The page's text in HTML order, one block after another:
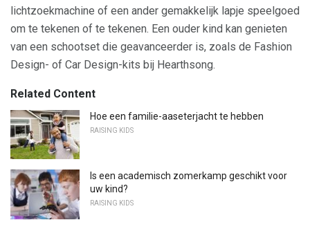
lichtzoekmachine of een ander gemakkelijk lapje speelgoed
om te tekenen of te tekenen. Een ouder kind kan genieten
van een schootset die geavanceerder is, zoals de Fashion
Design- of Car Design-kits bij Hearthsong.
Related Content
Hoe een familie-aaseterjacht te hebben
RAISING KIDS
Is een academisch zomerkamp geschikt voor
uw kind?
RAISING KIDS